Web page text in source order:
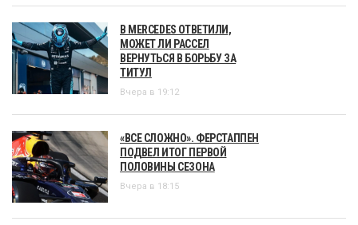
В MERCEDES ОТВЕТИЛИ,
МОЖЕТ ЛИ РАССЕЛ
ВЕРНУТЬСЯ В БОРЬБУ ЗА
ТИТУЛ
Вчера в 19:12
«ВСЕ СЛОЖНО». ФЕРСТАППЕН
ПОДВЕЛ ИТОГ ПЕРВОЙ
ПОЛОВИНЫ СЕЗОНА
Вчера в 18:15